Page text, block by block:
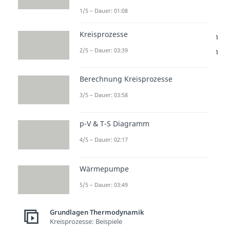
Verdichten:
Verdichter
an. Hier erhöht sich
der Druck des Gases, wodurch
Verflüssigen:
wieder. Der Dampf geht also
vom gasförmigen in den
gibt dabei seine
Wärmeenergie an das
Speichersystem
1/5 – Dauer: 01:08
Kreisprozesse
2/5 – Dauer: 03:39
Berechnung Kreisprozesse
3/5 – Dauer: 03:58
p-V & T-S Diagramm
4/5 – Dauer: 02:17
Wärmepumpe
5/5 – Dauer: 03:49
Grundlagen Thermodynamik
Kreisprozesse: Beispiele